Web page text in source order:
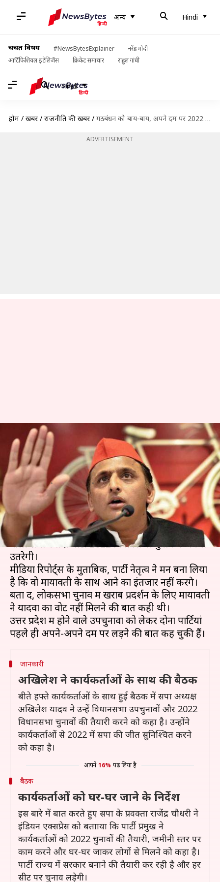
अन्य Hindi
चर्चित विषय #NewsBytesExplainer
नरेंद्र मोदी
आर्टिफिशियल इंटेलिजेंस
क्रिकेट समाचार राहुल गांधी
Hindi
होम / खबरें / राजनीति की खबरें / गठबंधन को बाय-बाय, अपने दम पर 2022 विधानसभा चुनाव लड़ेगी समाजवादी पार्टी
ADVERTISEMENT
गठबंधन को बाय-बाय, अपने दम पर
2022 विधानसभा चुनाव लड़ेगी
समाजवादी पार्टी
लेखन प्रमोद कुमार Jun 17, 2019 10:55 am
क्या है खबर?
लोकसभा चुनाव में बसपा के साथ मिलकर चुनाव लड़ने
वाली समाजवादी पार्टी 2022 विधानसभा चुनाव में अकेले
उतरेगी।
मीडिया रिपोर्ट्स के मुताबिक, पार्टी नेतृत्व ने मन बना लिया
है कि वो मायावती के साथ आने का इंतजार नहीं करेंगे।
बता दें, लोकसभा चुनाव में खराब प्रदर्शन के लिए मायावती
ने यादवों का वोट नहीं मिलने की बात कही थी।
उत्तर प्रदेश में होने वाले उपचुनावों को लेकर दोनों पार्टियां
जानकारी
अखिलेश ने कार्यकर्ताओं के साथ की बैठक
बीते हफ्ते कार्यकर्ताओं के साथ हुई बैठक में सपा अध्यक्ष
अखिलेश यादव ने उन्हें विधानसभा उपचुनावों और 2022
विधानसभा चुनावों की तैयारी करने को कहा है। उन्होंने
कार्यकर्ताओं से 2022 में सपा की जीत सुनिश्चित करने
को कहा है।
आपने 16% पढ़ लिया है
बैठक
कार्यकर्ताओं को घर-घर जाने के निर्देश
इस बारे में बात करते हुए सपा के प्रवक्ता राजेंद्र चौधरी ने
इंडियन एक्सप्रेस को बतााया कि पार्टी प्रमुख ने
कार्यकर्ताओं को 2022 चुनावों की तैयारी, जमीनी स्तर पर
काम करने और घर-घर जाकर लोगों से मिलने को कहा है।
पार्टी राज्य में सरकार बनाने की तैयारी कर रही है और हर
सीट पर चुनाव लड़ेगी।